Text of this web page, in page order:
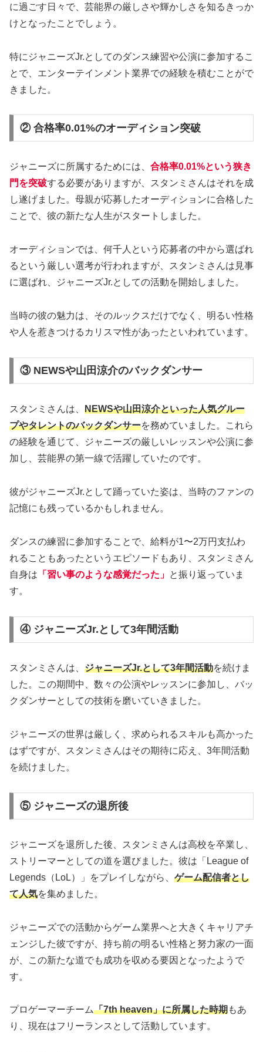
に過ごす日々で、芸能界の厳しさや輝かしさを知るきっか
けとなったことでしょう。
特にジャニーズJr.としてのダンス練習や公演に参加するこ
とで、エンターテインメント業界での経験を積むことがで
きました。
② 合格率0.01%のオーディション突破
ジャニーズに所属するためには、 合格率0.01%という狭き
門を突破する必要がありますが、スタンミさんはそれを成
し遂げました。母親が応募したオーディションに合格した
ことで、彼の新たな人生がスタートしました。
オーディションでは、何千人という応募者の中から選ばれ
るという厳しい選考が行われますが、スタンミさんは見事
に選ばれ、ジャニーズJr.としての活動を開始しました。
当時の彼の魅力は、そのルックスだけでなく、明るい性格
や人を惹きつけるカリスマ性があったといわれています。
③ NEWSや山田涼介のバックダンサー
スタンミさんは、 NEWSや山田涼介といった人気グルー
プやタレントのバックダンサーを務めていました。これら
の経験を通じて、ジャニーズの厳しいレッスンや公演に参
加し、芸能界の第一線で活躍していたのです。
彼がジャニーズJr.として踊っていた姿は、当時のファンの
記憶にも残っているかもしれません。
ダンスの練習に参加することで、給料が1〜2万円支払わ
れることもあったというエピソードもあり、スタンミさん
自身は 「習い事のような感覚だった」 と振り返っていま
す。
④ ジャニーズJr.として3年間活動
スタンミさんは、 ジャニーズJr.として3年間活動を続けま
した。この期間中、数々の公演やレッスンに参加し、バッ
クダンサーとしての技術を磨いていきました。
ジャニーズの世界は厳しく、求められるスキルも高かった
はずですが、スタンミさんはその期待に応え、3年間活動
を続けました。
⑤ ジャニーズの退所後
ジャニーズを退所した後、スタンミさんは高校を卒業し、
ストリーマーとしての道を選びました。彼は「League of
Legends（LoL）」をプレイしながら、 ゲーム配信者とし
て人気を集めました。
ジャニーズでの活動からゲーム業界へと大きくキャリアチ
ェンジした彼ですが、持ち前の明るい性格と努力家の一面
が、この新たな道でも成功を収める要因となったようで
す。
プロゲーマーチーム「7th heaven」に所属した時期もあ
り、現在はフリーランスとして活動しています。